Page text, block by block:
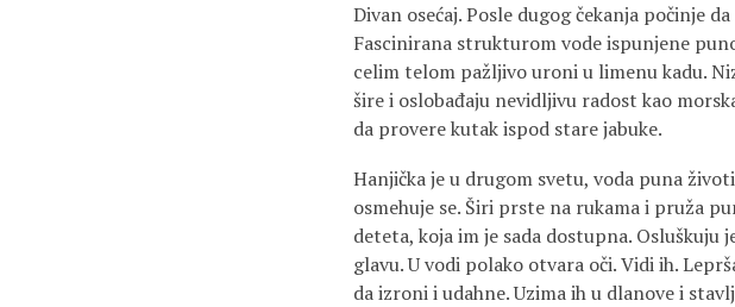
Divan osećaj. Posle dugog čekanja počinje
Fascinirana strukturom vode ispunjene
celim telom pažljivo uroni u limenu kadu.
šire i oslobađaju nevidljivu radost kao
da provere kutak ispod stare jabuke.
Hanjička je u drugom svetu, voda puna
osmehuje se. Širi prste na rukama i pruža
deteta, koja im je sada dostupna.
glavu. U vodi polako otvara oči. Vidi ih.
da izroni i udahne. Uzima ih u dlanove i